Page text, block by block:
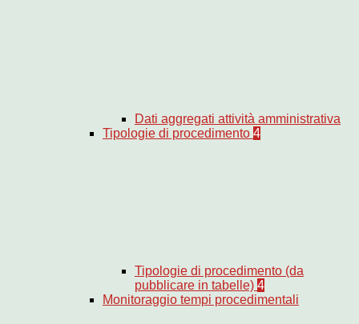
Dati aggregati attività amministrativa
Tipologie di procedimento 4
Tipologie di procedimento (da
pubblicare in tabelle) 4
Monitoraggio tempi procedimentali